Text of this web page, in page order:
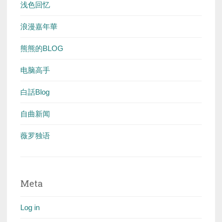
浅色回忆
浪漫嘉年華
熊熊的BLOG
电脑高手
白話Blog
自曲新闻
薇罗独语
Meta
Log in